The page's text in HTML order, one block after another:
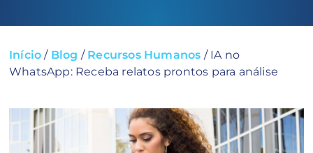
Início / Blog / Recursos Humanos / IA no
WhatsApp: Receba relatos prontos para análise